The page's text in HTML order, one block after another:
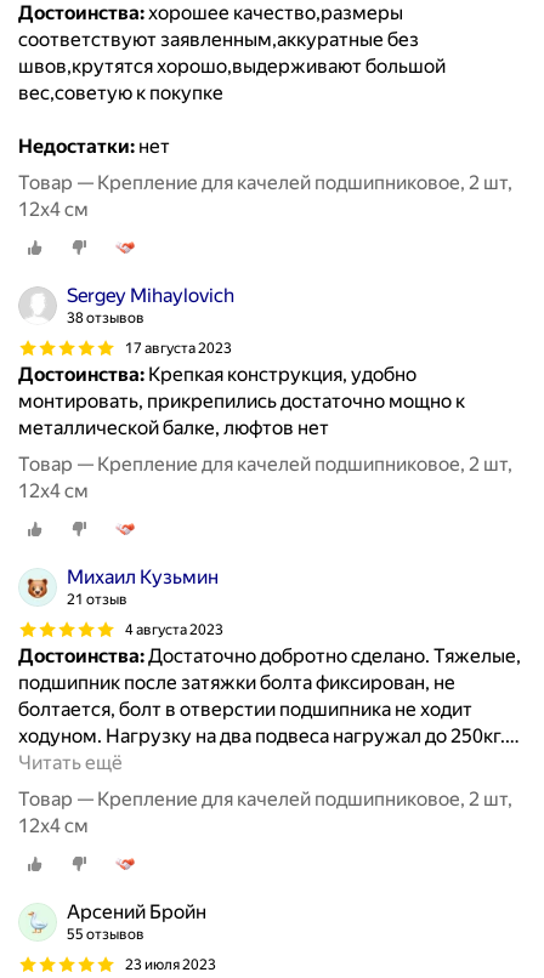
Достоинства:хорошее качество,размеры
соответствуют заявленным,аккуратные без
швов,крутятся хорошо,выдерживают большой
вес,советую к покупке
Недостатки: нет
Товар — Крепление для качелей подшипниковое, 2 шт,
12х4 см
Sergey Mihaylovich
38 отзывов
17 августа 2023
Достоинства: Крепкая конструкция, удобно
монтировать, прикрепились достаточно мощно к
металлической балке, люфтов нет
Товар — Крепление для качелей подшипниковое, 2 шт,
12х4 см
Михаил Кузьмин
21 отзыв
4 августа 2023
Достоинства:Достаточно добротно сделано. Тяжелые,
подшипник после затяжки болта фиксирован, не
болтается, болт в отверстии подшипника не ходит
ходуном. Нагрузку на два подвеса нагружал до 250кг.…
Читать ещё
Товар — Крепление для качелей подшипниковое, 2 шт,
12х4 см
Арсений Бройн
55 отзывов
23 июля 2023